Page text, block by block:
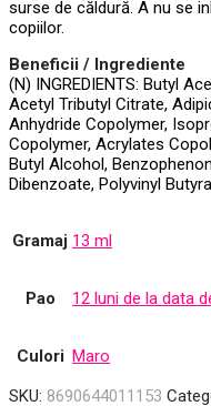
surse de căldură. A nu se
copiilor.
Beneficii / Ingrediente
(N) INGREDIENTS: Butyl
Acetyl Tributyl Citrate,
Anhydride Copolymer,
Copolymer, Acrylates
Butyl Alcohol,
Dibenzoate, Polyvinyl
Gramaj 13 ml
Pao 12 luni de la data
Culori Maro
SKU: 8690644011153